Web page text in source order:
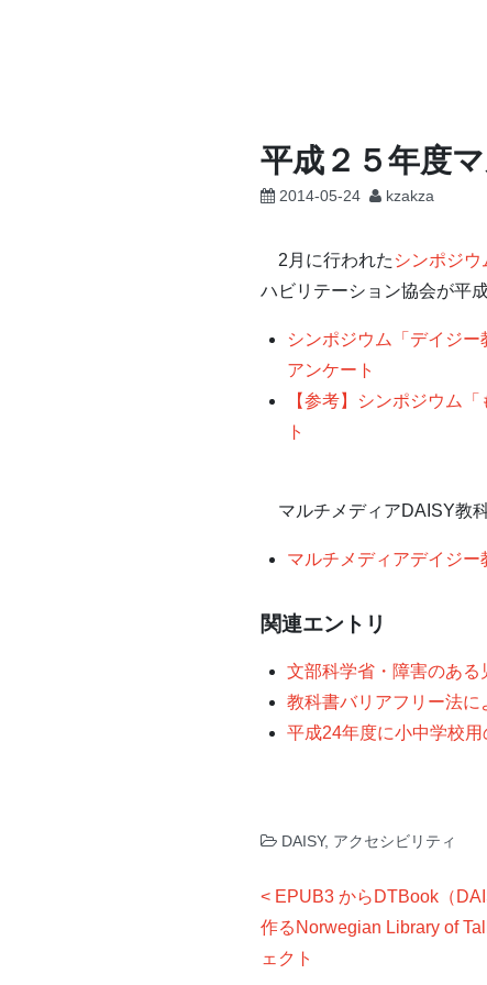
平成２５年度
2014-05-24 kzakza
2月に行われた シンポジウ
ハビリテーション協会が平
シンポジウム「デイジ
アンケート
【参考】シンポジウム
ト
マルチメディアDAISY教
マルチメディアデイジ
関連エントリ
文部科学省・障害のあ
教科書バリアフリー法
平成24年度に小中学校
DAISY, アクセシビリティ
投
稿
ナ
EPUB3 からDTBook（
作るNorwegian Library of
ェクト